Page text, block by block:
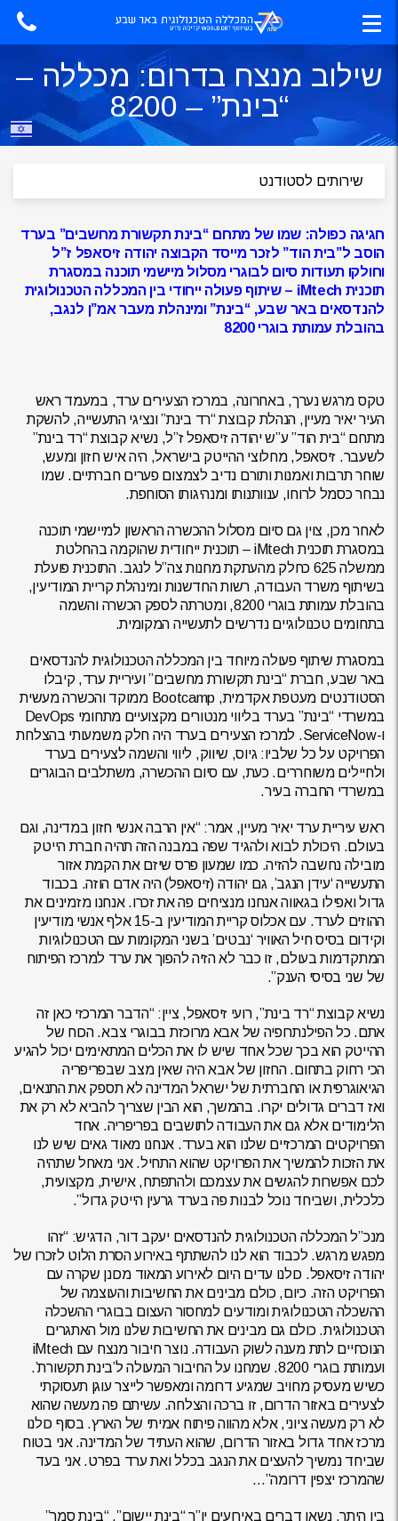
שילוב מנצח בדרום: מכללה –
“בינת” – 8200
חגיגה כפולה: שמו של מתחם “בינת תקשורת מחשבים” בערד
הוסב ל”בית הוד” לזכר מייסד הקבוצה יהודה זיסאפל ז”ל
וחולקו תעודות סיום לבוגרי מסלול מיישמי תוכנה במסגרת
תוכנית iMtech – שיתוף פעולה ייחודי בין המכללה הטכנולוגית
להנדסאים באר שבע, “בינת” ומינהלת מעבר אמ”ן לנגב,
בהובלת עמותת בוגרי 8200
טקס מרגש נערך, באחרונה, במרכז הצעירים ערד, במעמד ראש
העיר יאיר מעיין, הנהלת קבוצת “רד בינת” ונציגי התעשייה, להשקת
מתחם “בית הוד” ע”ש יהודה זיסאפל ז”ל, נשיא קבוצת “רד בינת”
לשעבר. זיסאפל, מחלוצי ההייטק בישראל, היה איש חזון ומעש,
שוחר תרבות ואמנות ותורם נדיב לצמצום פערים חברתיים. שמו
נבחר כסמל לרוחו, ענוותנותו ומנהיגותו הסוחפת.
לאחר מכן, צוין גם סיום מסלול ההכשרה הראשון למיישמי תוכנה
במסגרת תוכנית iMtech – תוכנית ייחודית שהוקמה בהחלטת
ממשלה 625 כחלק מהעתקת מחנות צה”ל לנגב. התוכנית פועלת
בשיתוף משרד העבודה, רשות החדשנות ומינהלת קריית המודיעין,
בהובלת עמותת בוגרי 8200, ומטרתה לספק הכשרה והשמה
בתחומים טכנולוגיים נדרשים לתעשייה המקומית.
במסגרת שיתוף פעולה מיוחד בין המכללה הטכנולוגית להנדסאים
באר שבע, חברת “בינת תקשורת מחשבים” ועיריית ערד, קיבלו
הסטודנטים מעטפת אקדמית, Bootcamp ממוקד והכשרה מעשית
במשרדי “בינת” בערד בליווי מנטורים מקצועיים מתחומי DevOps
ו-ServiceNow. למרכז הצעירים בערד היה חלק משמעותי בהצלחת
הפרויקט על כל שלביו: גיוס, שיווק, ליווי והשמה לצעירים בערד
ולחיילים משוחררים. כעת, עם סיום ההכשרה, משתלבים הבוגרים
במשרדי החברה בעיר.
ראש עיריית ערד יאיר מעיין, אמר: “אין הרבה אנשי חזון במדינה, וגם
בעולם. היכולת לבוא ולהגיד שפה במבנה הזה תהיה חברת הייטק
מובילה נחשבה להזיה. כמו שמעון פרס שיזם את הקמת אזור
התעשייה ‘עידן הנגב’, גם יהודה (זיסאפל) היה אדם הוזה. בכבוד
גדול ואפילו בגאווה אנחנו מנציחים פה את זכרו. אנחנו מזמינים את
ההוזים לערד. עם אכלוס קריית המודיעין ב-15 אלף אנשי מודיעין
וקידום בסיס חיל האוויר ‘נבטים’ בשני המקומות עם הטכנולוגיות
המתקדמות בעולם, זו כבר לא הזיה להפוך את ערד למרכז הפיתוח
של שני בסיסי הענק”.
נשיא קבוצת “רד בינת”, רועי זיסאפל, ציין: “הדבר המרכזי כאן זה
אתם. כל הפילנתרופיה של אבא מרוכזת בבוגרי צבא. הכוח של
ההייטק הוא בכך שכל אחד שיש לו את הכלים המתאימים יכול להגיע
הכי רחוק בתחום. החזון של אבא היה שאין מצב שבפריפריה
הגיאוגרפית או החברתית של ישראל המדינה לא תספק את התנאים,
ואז דברים גדולים יקרו. בהמשך, הוא הבין שצריך להביא לא רק את
הלימודים אלא גם את העבודה לתושבים בפריפריה. אחד
הפרויקטים המרכזיים שלנו הוא בערד. אנחנו מאוד גאים שיש לנו
את הזכות להמשיך את הפרויקט שהוא התחיל. אני מאחל שתהיה
לכם אפשרות להגשים את עצמכם ולהתפתח, אישית, מקצועית,
כלכלית, ושביחד נוכל לבנות פה בערד גרעין הייטק גדול”.
מנכ”ל המכללה הטכנולוגית להנדסאים יעקב דור, הדגיש: “זהו
מפגש מרגש. לכבוד הוא לנו להשתתף באירוע הסרת הלוט לזכרו של
יהודה זיסאפל. כולנו עדים היום לאירוע המאוד מכונן שקרה עם
הפרויקט הזה. כיום, כולם מבינים את החשיבות והעוצמה של
ההשכלה הטכנולוגית ומודעים למחסור העצום בבוגרי ההשכלה
הטכנולוגית. כולם גם מבינים את החשיבות שלנו מול האתגרים
הנוכחיים לתת מענה לשוק העבודה. נוצר חיבור מנצח עם iMtech
ועמותת בוגרי 8200. שמחנו על החיבור המעולה ל’בינת תקשורת’.
כשיש מעסיק מחויב שמגיע דרומה ומאפשר לייצר עוגן תעסוקתי
לצעירים באזור הדרום, זו ברכה והצלחה. עשיתם פה מעשה שהוא
לא רק מעשה ציוני, אלא מהווה פיתוח אמיתי של הארץ. בסוף כולנו
מרכז אחד גדול באזור הדרום, שהוא העתיד של המדינה. אני בטוח
שביחד נמשיך להעצים את הנגב בכלל ואת ערד בפרט. אני בעד
שהמרכז יצפין דרומה”…
בין היתר, נשאו דברים באירועים יו”ר “בינת יישום”, “בינת סמך”